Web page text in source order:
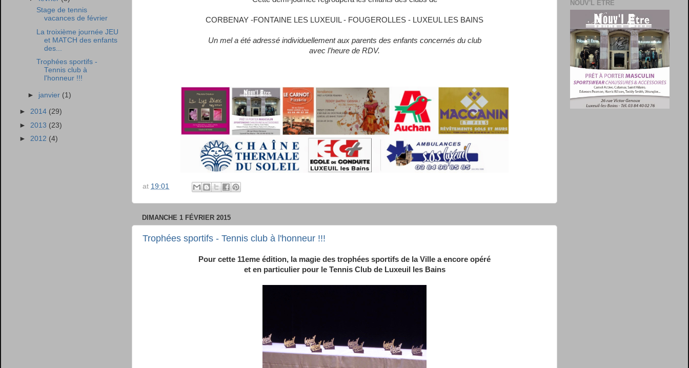
CORBENAY -FONTAINE LES LUXEUIL - FOUGEROLLES - LUXEUL LES BAINS
Un mel a été adressé individuellement aux parents des enfants concernés du club
avec l'heure de RDV.
at 19:01
DIMANCHE 1 FÉVRIER 2015
Trophées sportifs - Tennis club à l'honneur !!!
Pour cette 11eme édition, la magie des trophées sportifs de la Ville a encore opéré
et en particulier pour le Tennis Club de Luxeuil les Bains
Stage de tennis
vacances de février
La troixième journée JEU
et MATCH des enfants
des...
Trophées sportifs -
Tennis club à
l'honneur !!!
► janvier (1)
► 2014 (29)
► 2013 (23)
► 2012 (4)
NOUV'L ETRE